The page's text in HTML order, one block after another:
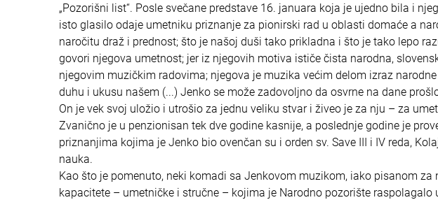
„Pozorišni list“. Posle svečane predstave 16. januara koja je ujedno bila i
isto glasilo odaje umetniku priznanje za pionirski rad u oblasti domaće a
naročitu draž i prednost; što je našoj duši tako prikladna i što je tako lepo
govori njegova umetnost; jer iz njegovih motiva ističe čista narodna,
njegovim muzičkim radovima; njegova je muzika većim delom izraz
duhu i ukusu našem (...) Jenko se može zadovoljno da osvrne na dane
On je vek svoj uložio i utrošio za jednu veliku stvar i živeo je za nju – za
Zvanično je u penzionisan tek dve godine kasnije, a poslednje godine je
priznanjima kojima je Jenko bio ovenčan su i orden sv. Save III i IV reda,
nauka.
Kao što je pomenuto, neki komadi sa Jenkovom muzikom, iako pisanom
kapacitete – umetničke i stručne – kojima je Narodno pozorište